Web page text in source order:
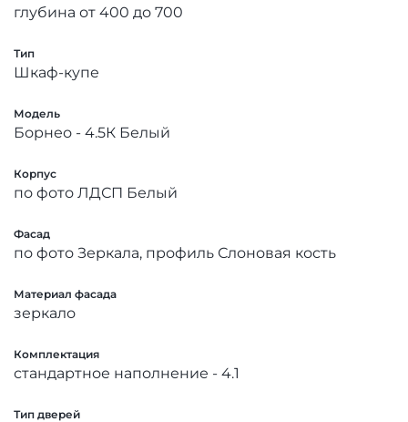
глубина от 400 до 700
Тип
Шкаф-купе
Модель
Борнео - 4.5К Белый
Корпус
по фото ЛДСП Белый
Фасад
по фото Зеркала, профиль Слоновая кость
Материал фасада
зеркало
Комплектация
стандартное наполнение - 4.1
Тип дверей